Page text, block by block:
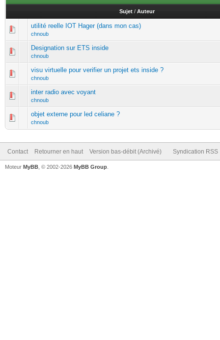
Sujet / Auteur
utilité reelle IOT Hager (dans mon cas)
chnoub
Designation sur ETS inside
chnoub
visu virtuelle pour verifier un projet ets inside ?
chnoub
inter radio avec voyant
chnoub
objet externe pour led celiane ?
chnoub
Contact Retourner en haut Version bas-débit (Archivé) Syndication RSS
Moteur MyBB , © 2002-2026 MyBB Group